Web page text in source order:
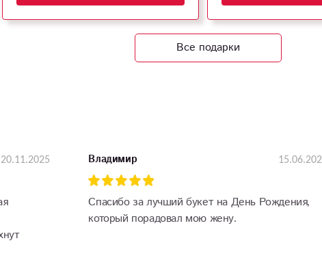
Все подарки
20.11.2025 Владимир
Спасибо за лучший букет на День Рождения,
который порадовал мою жену.